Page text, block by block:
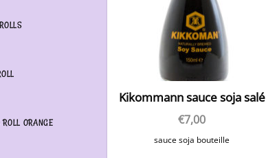
ORANGE
Kikommann sauce soja salé
€7,00
sauce soja bouteille